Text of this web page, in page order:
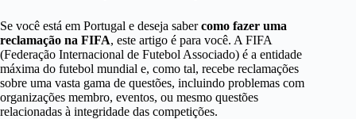
Se você está em Portugal e deseja sabercomo fazer uma
reclamação na FIFA, este artigo é para você. A FIFA
(Federação Internacional de Futebol Associado) é a entidade
máxima do futebol mundial e, como tal, recebe reclamações
sobre uma vasta gama de questões, incluindo problemas com
organizações membro, eventos, ou mesmo questões
relacionadas à integridade das competições.